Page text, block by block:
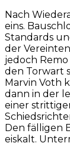
Nach
eins.
Standards
der
jedoch Remo
den Torwart
Marvin Voth
dann in der
einer
Den fälligen
eiskalt.